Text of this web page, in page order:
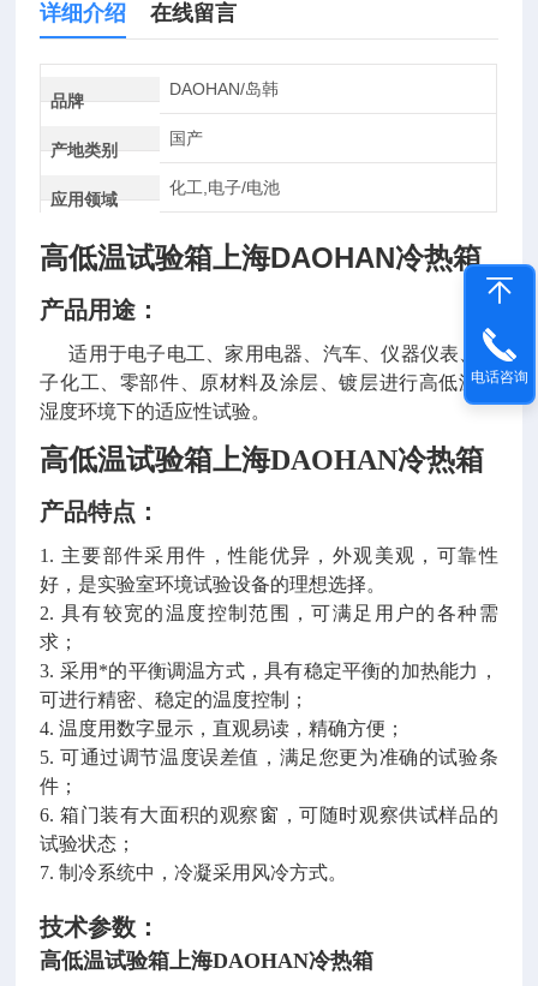
详细介绍 在线留言
品牌
DAOHAN/岛韩
产地类别
国产
应用领域
化工,电子/电池
高低温试验箱上海DAOHAN冷热箱
产品用途：
适用于电子电工、家用电器、汽车、仪器仪表、电
子化工、零部件、原材料及涂层、镀层进行高低温、
湿度环境下的适应性试验。
高低温试验箱上海DAOHAN冷热箱
产品特点：
1. 主要部件采用件，性能优异，外观美观，可靠性
好，是实验室环境试验设备的理想选择。
2. 具有较宽的温度控制范围，可满足用户的各种需
求；
3. 采用*的平衡调温方式，具有稳定平衡的加热能力，
可进行精密、稳定的温度控制；
4. 温度用数字显示，直观易读，精确方便；
5. 可通过调节温度误差值，满足您更为准确的试验条
件；
6. 箱门装有大面积的观察窗，可随时观察供试样品的
试验状态；
7. 制冷系统中，冷凝采用风冷方式。
技术参数：
高低温试验箱上海DAOHAN冷热箱
电话咨询